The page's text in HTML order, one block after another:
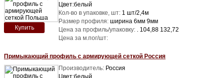
Купить
Цвет:белый
Кол-во в упаковке, шт: 1 шт/2,4м
Размер профиля: ширина 6мм 9мм
Цена за профиль/упаковку: . 104,88 132,72
Цена за м.пог/шт:
Примыкающий профиль с армирующей сеткой Россия
Производитель: Россия
Цвет:белый